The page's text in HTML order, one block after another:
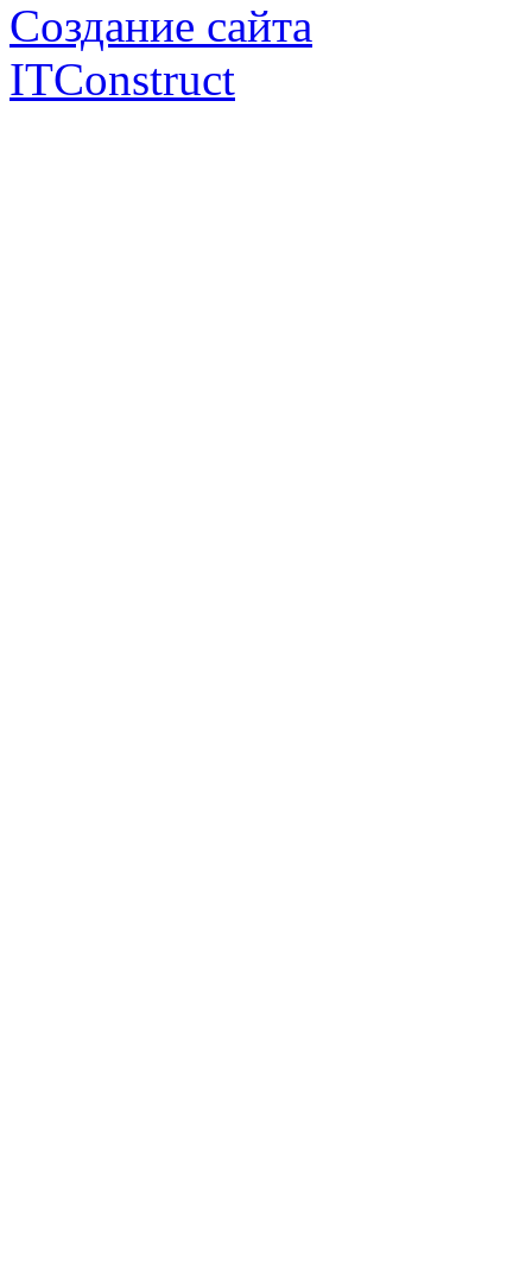
Создание сайта
ITConstruct